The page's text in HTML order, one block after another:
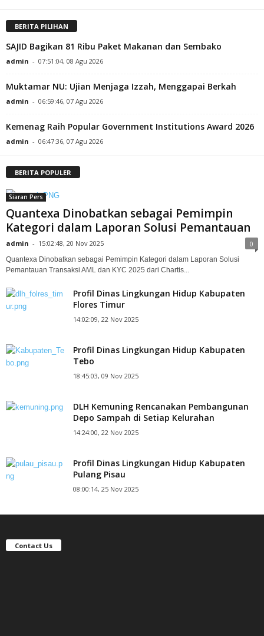
BERITA PILIHAN
SAJID Bagikan 81 Ribu Paket Makanan dan Sembako
admin - 07:51:04, 08 Agu 2026
Muktamar NU: Ujian Menjaga Izzah, Menggapai Berkah
admin - 06:59:46, 07 Agu 2026
Kemenag Raih Popular Government Institutions Award 2026
admin - 06:47:36, 07 Agu 2026
BERITA POPULER
Siaran Pers
Quantexa Dinobatkan sebagai Pemimpin
Kategori dalam Laporan Solusi Pemantauan
admin - 15:02:48, 20 Nov 2025 0
Quantexa Dinobatkan sebagai Pemimpin Kategori dalam Laporan Solusi
Pemantauan Transaksi AML dan KYC 2025 dari Chartis...
Profil Dinas Lingkungan Hidup Kabupaten
Flores Timur
14:02:09, 22 Nov 2025
Profil Dinas Lingkungan Hidup Kabupaten
Tebo
18:45:03, 09 Nov 2025
DLH Kemuning Rencanakan Pembangunan
Depo Sampah di Setiap Kelurahan
14:24:00, 22 Nov 2025
Profil Dinas Lingkungan Hidup Kabupaten
Pulang Pisau
08:00:14, 25 Nov 2025
Contact Us